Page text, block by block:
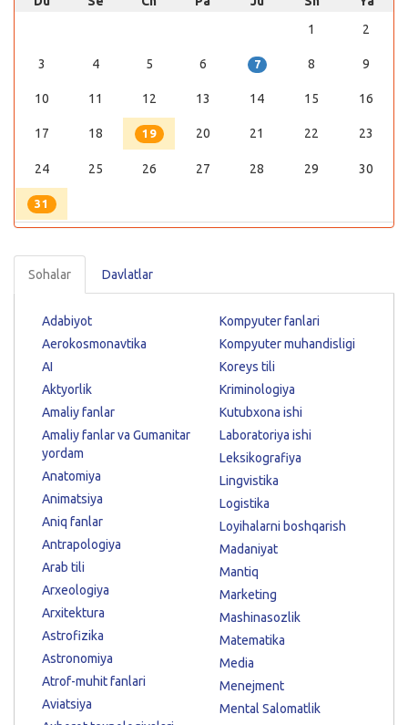
1
2
3 4 5 6 7 8 9
10 11 12 13 14 15 16
17 18 19 20 21 22 23
24 25 26 27 28 29 30
31
Sohalar Davlatlar
Adabiyot
Aerokosmonavtika
AI
Aktyorlik
Amaliy fanlar
Amaliy fanlar va Gumanitar
yordam
Anatomiya
Animatsiya
Aniq fanlar
Antrapologiya
Arab tili
Arxeologiya
Arxitektura
Astrofizika
Astronomiya
Atrof-muhit fanlari
Aviatsiya
Kompyuter fanlari
Kompyuter muhandisligi
Koreys tili
Kriminologiya
Kutubxona ishi
Laboratoriya ishi
Leksikografiya
Lingvistika
Logistika
Loyihalarni boshqarish
Madaniyat
Mantiq
Marketing
Mashinasozlik
Matematika
Media
Menejment
Mental Salomatlik